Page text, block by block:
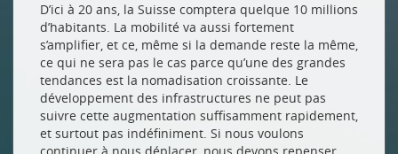
D’ici à 20 ans, la Suisse comptera quelque 10 millions
d’habitants. La mobilité va aussi fortement
s’amplifier, et ce, même si la demande reste la même,
ce qui ne sera pas le cas parce qu’une des grandes
tendances est la nomadisation croissante. Le
développement des infrastructures ne peut pas
suivre cette augmentation suffisamment rapidement,
et surtout pas indéfiniment. Si nous voulons